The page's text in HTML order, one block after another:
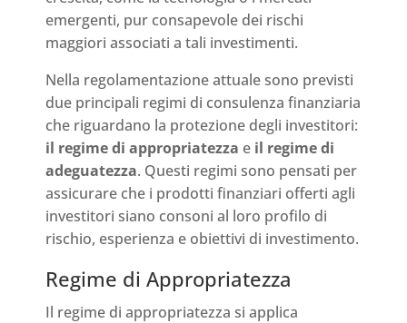
emergenti, pur consapevole dei rischi
maggiori associati a tali investimenti.
Nella regolamentazione attuale sono previsti
due principali regimi di consulenza finanziaria
che riguardano la protezione degli investitori:
il regime di appropriatezza e il regime di
adeguatezza. Questi regimi sono pensati per
assicurare che i prodotti finanziari offerti agli
investitori siano consoni al loro profilo di
rischio, esperienza e obiettivi di investimento.
Regime di Appropriatezza
Il regime di appropriatezza si applica